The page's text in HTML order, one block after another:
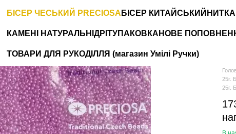
БІСЕР ЧЕСЬКИЙ PRECIOSA БІСЕР КИТАЙСЬКИЙ
КАМЕНІ НАТУРАЛЬНІ ДРІТУПАКОВКА НОВЕ
ТОВАРИ ДЛЯ РУКОДІЛЛЯ (магазин Умілі Ручки)
25г.
25г.